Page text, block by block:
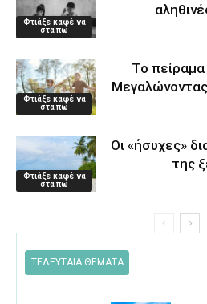
Φτιάξε καφέ να
στα πω
Φτιάξε καφέ να
στα πω
Το
Φτιάξε καφέ να
στα πω
Οι «ήσυχες»
της
ΤΕΛΕΥΤΑΙΑ ΘΕΜΑΤΑ